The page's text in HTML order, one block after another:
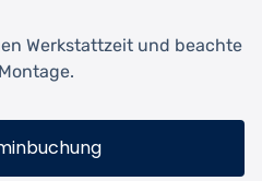
Werkstattzeit und beachte